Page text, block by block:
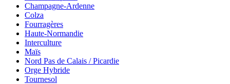
Champagne-Ardenne
Colza
Fourragères
Haute-Normandie
Interculture
Maïs
Nord Pas de Calais / Picardie
Orge Hybride
Tournesol